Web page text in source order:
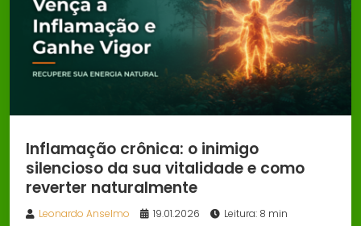
Inflamação crônica: o inimigo
silencioso da sua vitalidade e como
reverter naturalmente
Leonardo Anselmo 19.01.2026 Leitura: 8 min